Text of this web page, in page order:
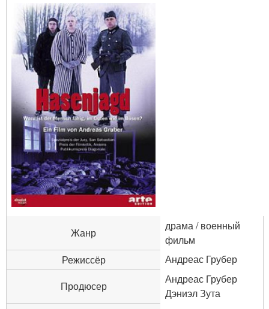
Жанр
драма / военный
фильм
Режиссёр
Андреас Грубер
Продюсер
Андреас Грубер
Дэниэл Зута